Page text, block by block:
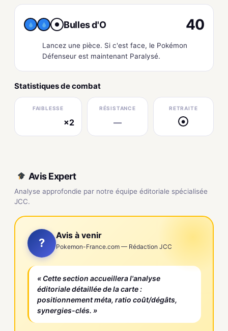
● Bulles d'O 40
Lancez une pièce. Si c'est face, le Pokémon
Défenseur est maintenant Paralysé.
Statistiques de combat
FAIBLESSE
×2
RÉSISTANCE
—
RETRAITE
●
Avis Expert
Analyse approfondie par notre équipe éditoriale spécialisée
JCC.
?
Avis à venir
Pokemon-France.com — Rédaction JCC
« Cette section accueillera l'analyse
éditoriale détaillée de la carte :
positionnement méta, ratio coût/dégâts,
synergies-clés. »